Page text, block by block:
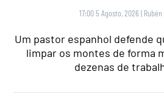
17:00 5 Agosto, 2026 |
Um pastor espanhol defende
limpar os montes de forma
dezenas de